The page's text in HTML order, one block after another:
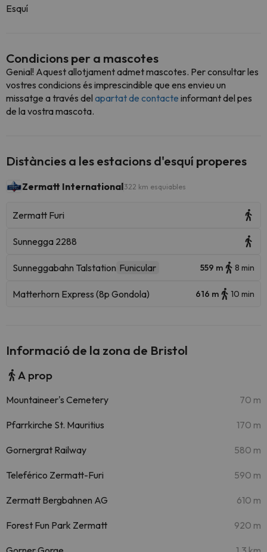
Esquí
Condicions per a mascotes
Genial! Aquest allotjament admet mascotes. Per consultar les
vostres condicions és imprescindible que ens envieu un
missatge a través del apartat de contacte informant del pes
de la vostra mascota.
Distàncies a les estacions d'esquí properes
Zermatt International322 km esquiables
Zermatt Furi
Sunnegga 2288
Sunneggabahn Talstation Funicular 559 m 8 min
Matterhorn Express (8p Gondola) 616 m 10 min
Informació de la zona de Bristol
A prop
Mountaineer's Cemetery 70 m
Pfarrkirche St. Mauritius 170 m
Gornergrat Railway 580 m
Teleférico Zermatt-Furi 590 m
Zermatt Bergbahnen AG 610 m
Forest Fun Park Zermatt 920 m